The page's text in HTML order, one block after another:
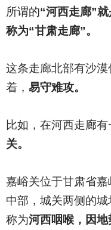
所谓的“河西走廊”
称为“甘肃走廊”。
这条走廊北部有沙
着， 易守难攻。
比如，在河西走廊
关。
嘉峪关位于甘肃省
中部，城关两侧的
称为河西咽喉，因